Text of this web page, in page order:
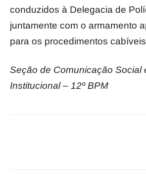
conduzidos à Delegacia de
juntamente com o armamento
para os procedimentos
Seção de Comunicação Social
Institucional – 12º BPM